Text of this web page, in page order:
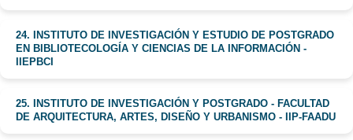
24. INSTITUTO DE INVESTIGACIÓN Y ESTUDIO DE POSTGRADO
EN BIBLIOTECOLOGÍA Y CIENCIAS DE LA INFORMACIÓN -
IIEPBCI
25. INSTITUTO DE INVESTIGACIÓN Y POSTGRADO - FACULTAD
DE ARQUITECTURA, ARTES, DISEÑO Y URBANISMO - IIP-FAADU